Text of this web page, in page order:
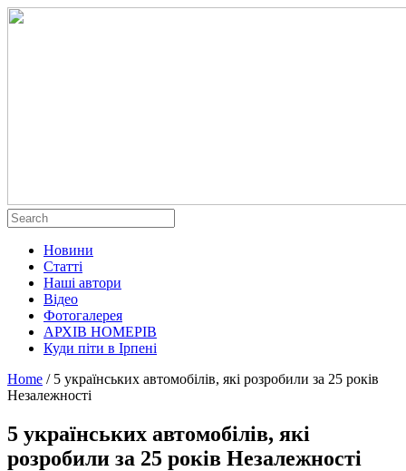
Новини
Статті
Наші автори
Відео
Фотогалерея
АРХІВ НОМЕРІВ
Куди піти в Ірпені
Home / 5 українських автомобілів, які розробили за 25 років
Незалежності
5 українських автомобілів, які
розробили за 25 років Незалежності